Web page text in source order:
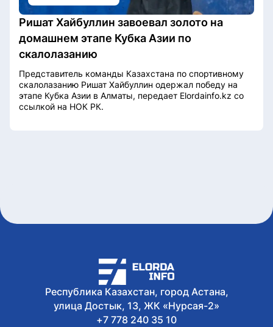
Ришат Хайбуллин завоевал золото на
домашнем этапе Кубка Азии по
скалолазанию
Представитель команды Казахстана по спортивному
скалолазанию Ришат Хайбуллин одержал победу на
этапе Кубка Азии в Алматы, передает Elordainfo.kz со
ссылкой на НОК РК.
Республика Казахстан, город Астана,
улица Достык, 13, ЖК «Нурсая-2»
+7 778 240 35 10